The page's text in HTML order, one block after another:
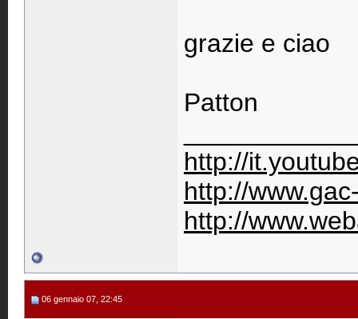
grazie e ciao
Patton
http://
http://
http://
06 gennaio 07, 22:45